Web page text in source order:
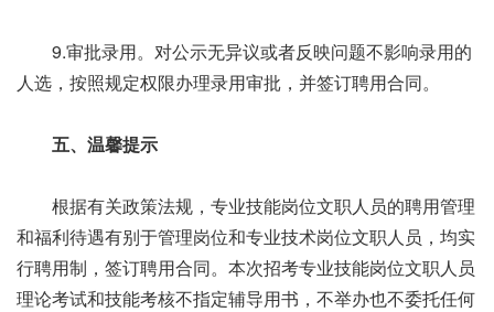
9.审批录用。对公示无异议或者反映问题不影响录用的
人选，按照规定权限办理录用审批，并签订聘用合同。
五、温馨提示
根据有关政策法规，专业技能岗位文职人员的聘用管理
和福利待遇有别于管理岗位和专业技术岗位文职人员，均实
行聘用制，签订聘用合同。本次招考专业技能岗位文职人员
理论考试和技能考核不指定辅导用书，不举办也不委托任何